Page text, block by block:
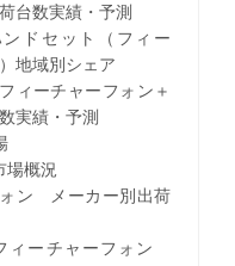
台数実績・予測
セット（フィー
地域別シェア
チャーフォン＋
実績・予測
概況
メーカー別出荷
ーチャーフォン